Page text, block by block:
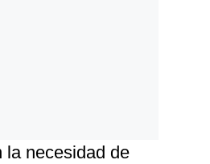
la necesidad de